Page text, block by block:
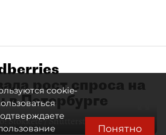
рост спроса на
в Петербурге
Stokkete / Shutterstock / FOTODOM
cookie-
Понятно